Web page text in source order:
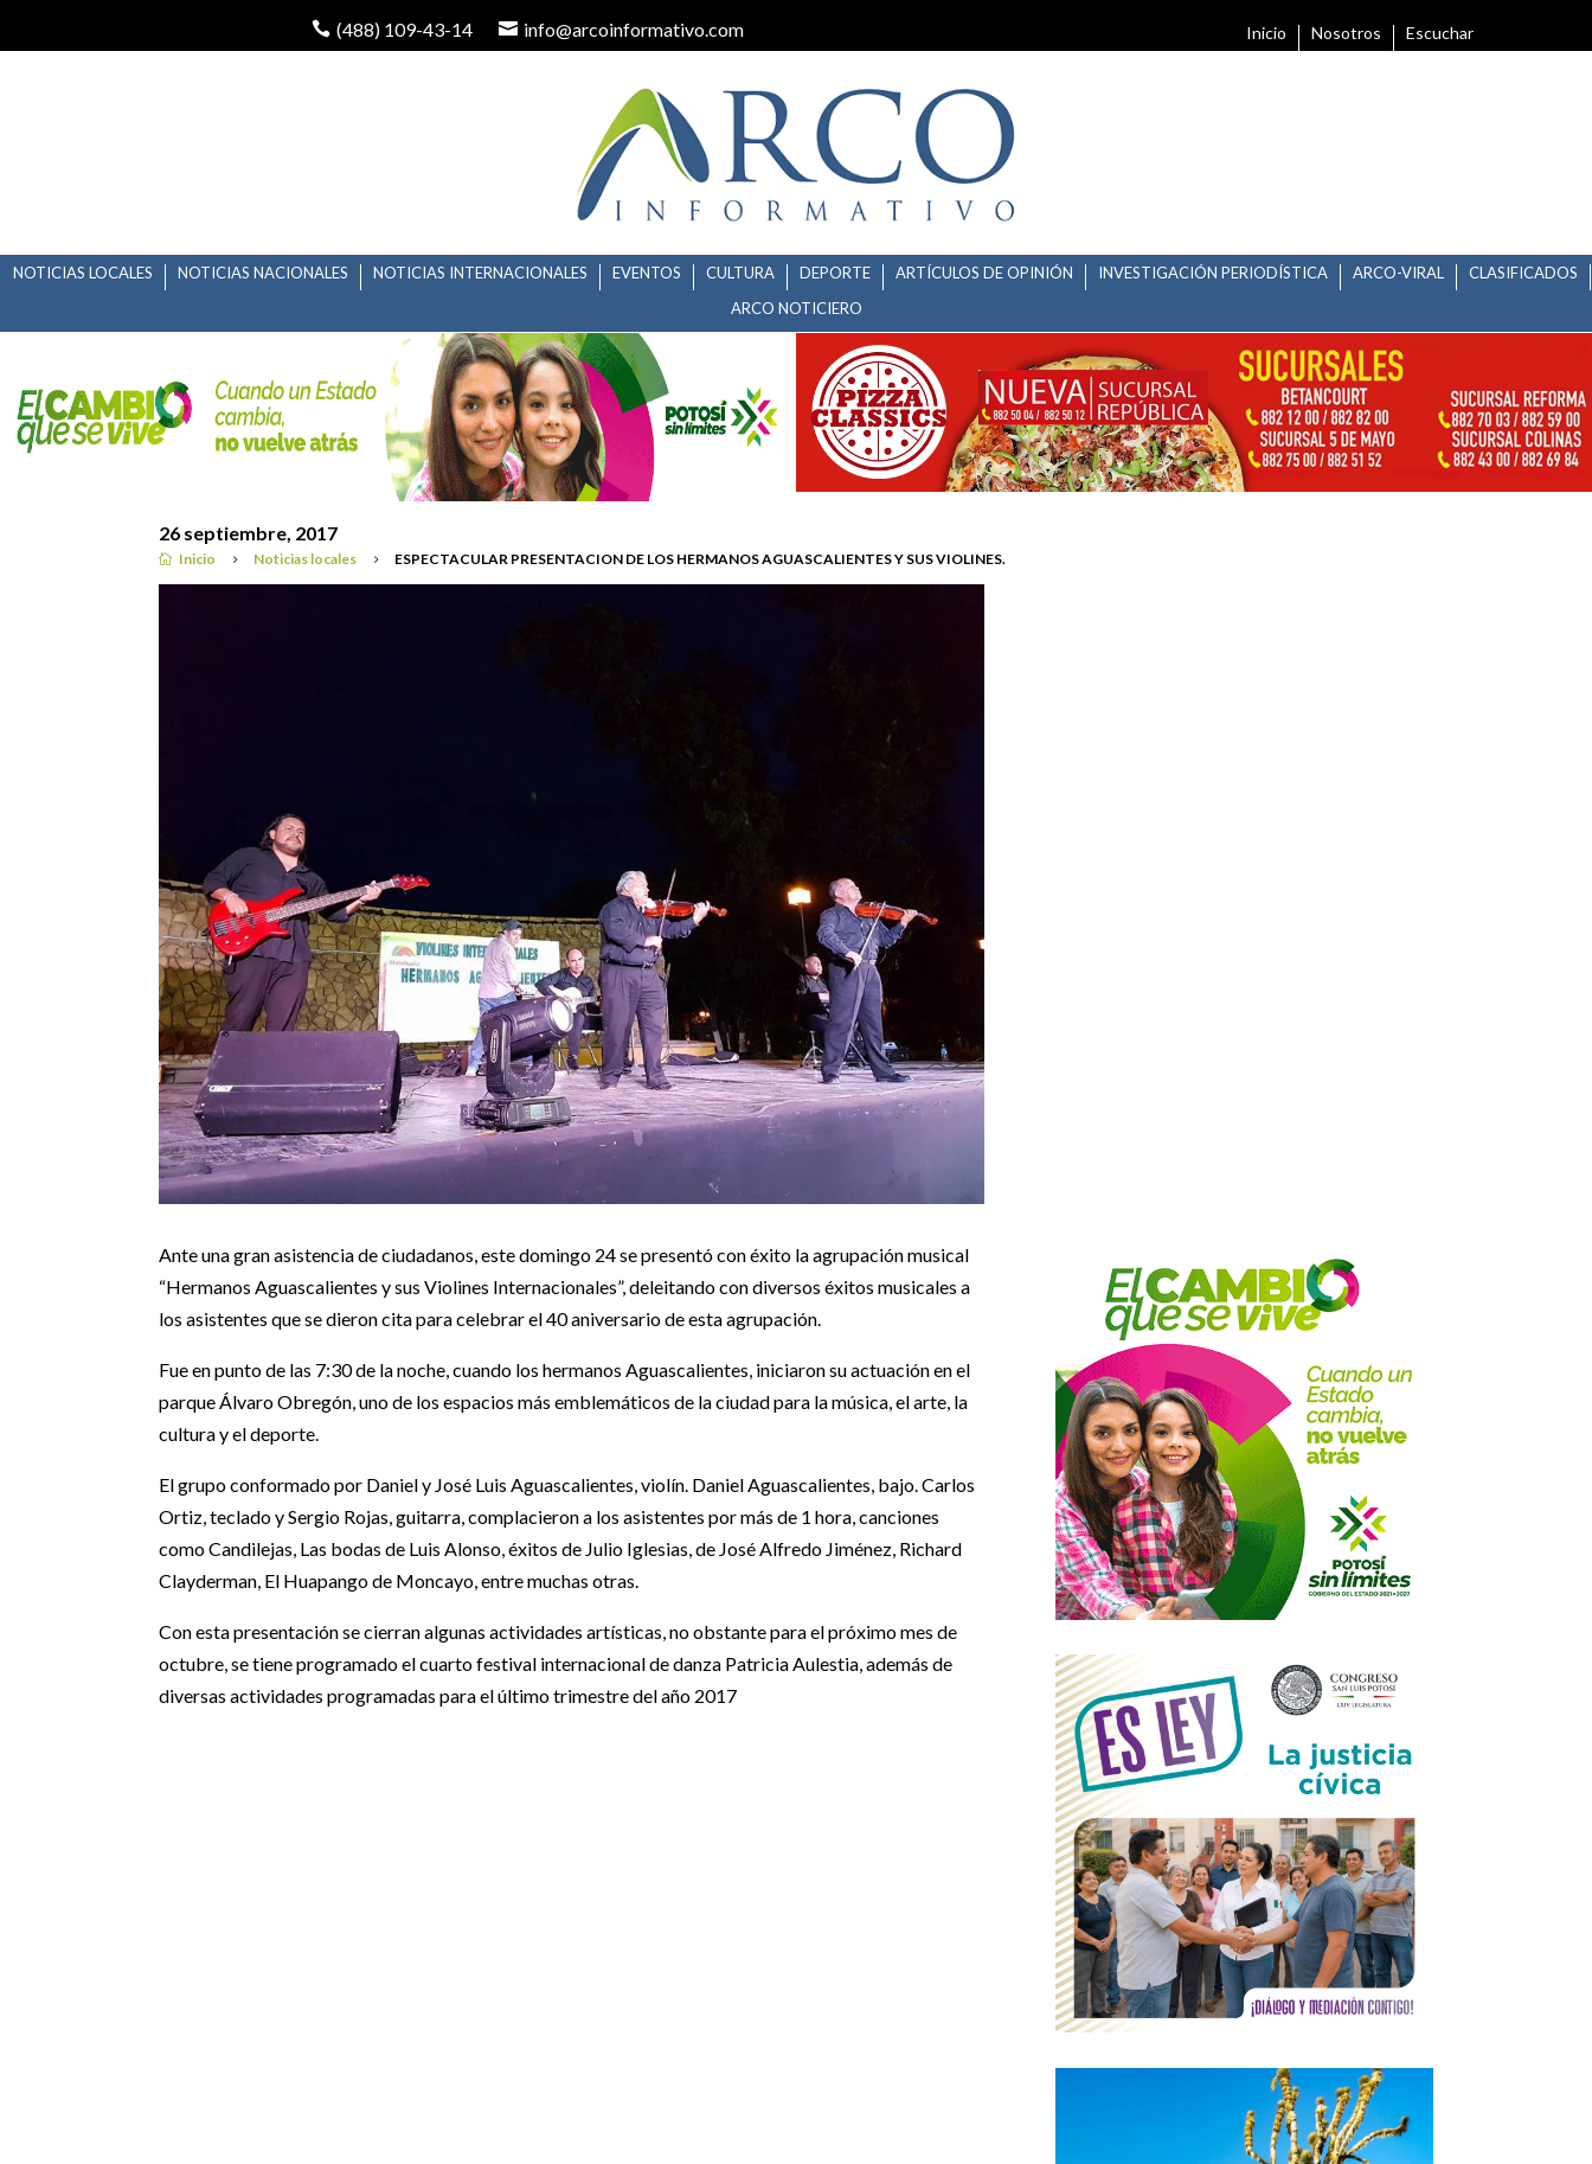
(488) 109-43-14 info@arcoinformativo.com Inicio Nosotros Escuchar
NOTICIAS LOCALES NOTICIAS NACIONALES NOTICIAS INTERNACIONALES EVENTOS CULTURA DEPORTE ARTÍCULOS DE OPINIÓN INVESTIGACIÓN PERIODÍSTICA ARCO-VIRAL
CLASIFICADOS
ARCO NOTICIERO
 Inicio 5 Noticias locales 5 ESPECTACULAR PRESENTACION DE LOS HERMANOS AGUASCALIENTES Y SUS VIOLINES.
ESPECTACULAR PRESENTACION DE LOS HERMANOS AGUASCALIENTES Y
SUS VIOLINES.
26 septiembre, 2017
Ante una gran asistencia de ciudadanos, este domingo 24 se presentó con éxito la agrupación musical
“Hermanos Aguascalientes y sus Violines Internacionales”, deleitando con diversos éxitos musicales a
los asistentes que se dieron cita para celebrar el 40 aniversario de esta agrupación.
Fue en punto de las 7:30 de la noche, cuando los hermanos Aguascalientes, iniciaron su actuación en el
parque Álvaro Obregón, uno de los espacios más emblemáticos de la ciudad para la música, el arte, la
cultura y el deporte.
El grupo conformado por Daniel y José Luis Aguascalientes, violín. Daniel Aguascalientes, bajo. Carlos
Ortiz, teclado y Sergio Rojas, guitarra, complacieron a los asistentes por más de 1 hora, canciones
como Candilejas, Las bodas de Luis Alonso, éxitos de Julio Iglesias, de José Alfredo Jiménez, Richard
Clayderman, El Huapango de Moncayo, entre muchas otras.
Con esta presentación se cierran algunas actividades artísticas, no obstante para el próximo mes de
octubre, se tiene programado el cuarto festival internacional de danza Patricia Aulestia, además de
diversas actividades programadas para el último trimestre del año 2017